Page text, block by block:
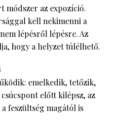
módszer az expozíció.
kell nekimenni a
lépésről lépésre. Az
hogy a helyzet túlélhető.
emelkedik, tetőzik,
előtt kilépsz, az
feszültség magától is